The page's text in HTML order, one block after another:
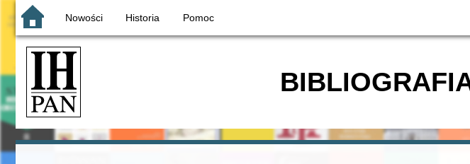
Nowości Historia Pomoc